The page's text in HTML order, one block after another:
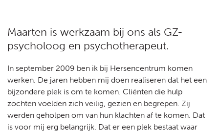
Maarten is werkzaam bij ons als GZ-
psycholoog en psychotherapeut.
In september 2009 ben ik bij Hersencentrum komen
werken. De jaren hebben mij doen realiseren dat het een
bijzondere plek is om te komen. Cliënten die hulp
zochten voelden zich veilig, gezien en begrepen. Zij
werden geholpen om van hun klachten af te komen. Dat
is voor mij erg belangrijk. Dat er een plek bestaat waar